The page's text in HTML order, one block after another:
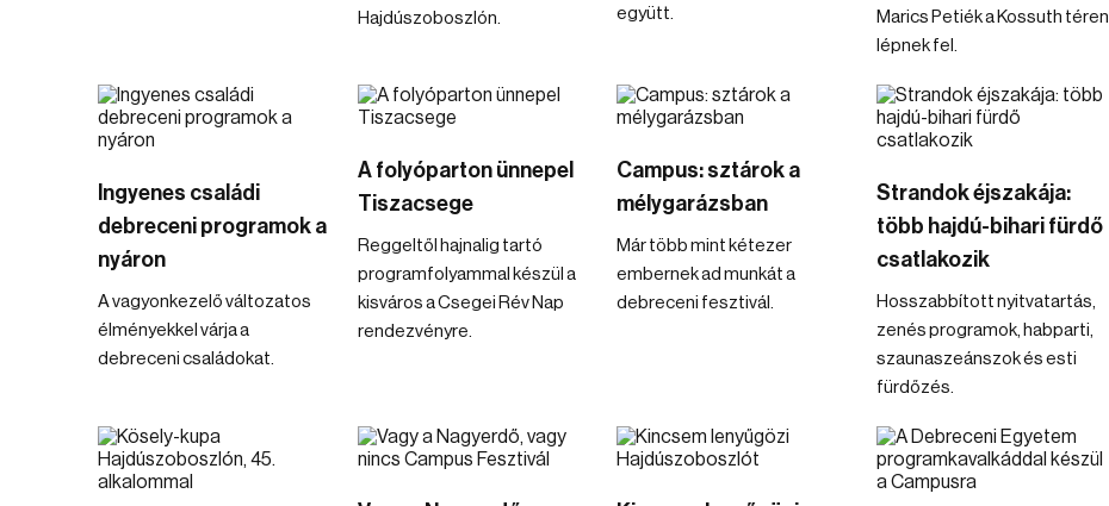
Hajdúszoboszlón.
együtt.
Marics Petiék a Kossuth téren
lépnek fel.
Ingyenes családi
debreceni programok a
nyáron
A vagyonkezelő változatos
élményekkel várja a
debreceni családokat.
A folyóparton ünnepel
Tiszacsege
Reggeltől hajnalig tartó
programfolyammal készül a
kisváros a Csegei Rév Nap
rendezvényre.
Campus: sztárok a
mélygarázsban
Már több mint kétezer
embernek ad munkát a
debreceni fesztivál.
Strandok éjszakája:
több hajdú-bihari fürdő
csatlakozik
Hosszabbított nyitvatartás,
zenés programok, habparti,
szaunaszeánszok és esti
fürdőzés.